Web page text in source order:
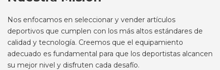
Nos enfocamos en seleccionar y vender artículos
deportivos que cumplen con los más altos estándares de
calidad y tecnología. Creemos que el equipamiento
adecuado es fundamental para que los deportistas alcancen
su mejor nivel y disfruten cada desafío.